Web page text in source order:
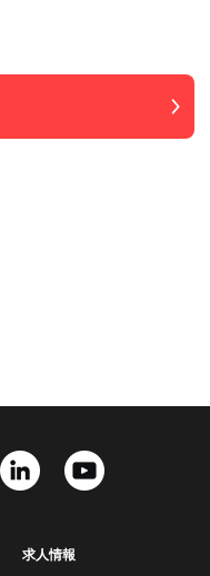
求人情報